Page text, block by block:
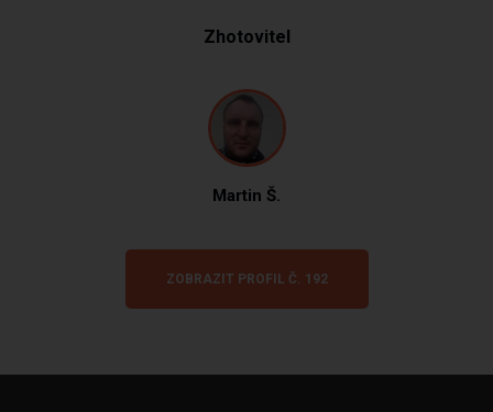
Zhotovitel
Martin Š.
ZOBRAZIT PROFIL Č. 192